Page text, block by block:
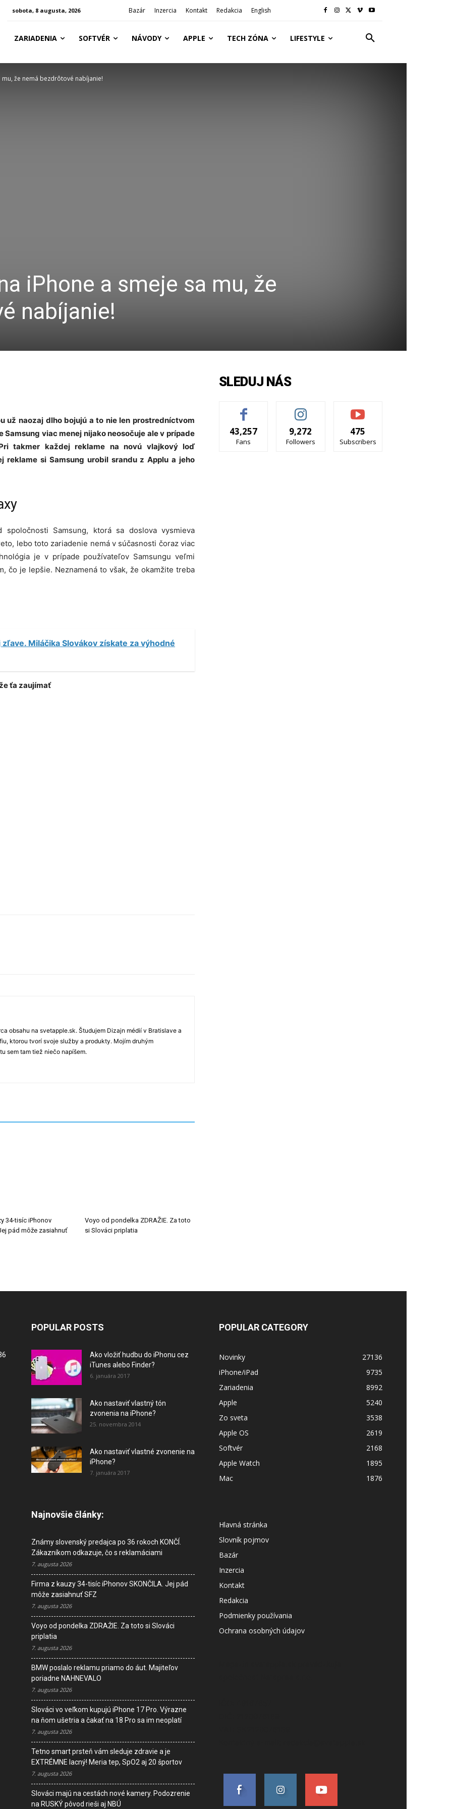
sobota, 8 augusta, 2026 Bazár Inzercia Kontakt Redakcia English
ZARIADENIA SOFTVÉR NÁVODY APPLE TECH ZÓNA LIFESTYLE
mu, že nemá bezdrôtové nabíjanie!
iPhone a smeje sa mu, že
nabíjanie!
už naozaj dlho bojujú a to nie len prostredníctvom
viac menej nijako neosočuje ale v prípade
takmer každej reklame na novú vlajkový loď
reklame si Samsung urobil srandu z Applu a jeho
Samsung, ktorá sa doslova vysmieva
lebo toto zariadenie nemá v súčasnosti čoraz viac
je v prípade používateľov Samsungu veľmi
čo je lepšie. Neznamená to však, že okamžite treba
Miláčika Slovákov získate za výhodné
ťa zaujímať
obsahu na svetapple.sk. Študujem Dizajn médií v Bratislave a
ktorou tvorí svoje služby a produkty. Mojím druhým
sem tam tiež niečo napíšem.
34-tisíc iPhonov
pád môže zasiahnuť
Voyo od pondelka ZDRAŽIE. Za toto
si Slováci priplatia
SLEDUJ NÁS
43,257
Fans
9,272
Followers
475
Subscribers
POPULAR POSTS
Ako vložiť hudbu do iPhonu cez
iTunes alebo Finder?
6. januára 2017
Ako nastaviť vlastný tón
zvonenia na iPhone?
25. novembra 2014
Ako nastaviť vlastné zvonenie na
iPhone?
7. januára 2017
Najnovšie články:
Známy slovenský predajca po 36 rokoch KONČÍ.
Zákazníkom odkazuje, čo s reklamáciami
7. augusta 2026
Firma z kauzy 34-tisíc iPhonov SKONČILA. Jej pád
môže zasiahnuť SFZ
7. augusta 2026
Voyo od pondelka ZDRAŽIE. Za toto si Slováci
priplatia
7. augusta 2026
BMW poslalo reklamu priamo do áut. Majiteľov
poriadne NAHNEVALO
7. augusta 2026
Slováci vo veľkom kupujú iPhone 17 Pro. Výrazne
na ňom ušetria a čakať na 18 Pro sa im neoplatí
7. augusta 2026
Tetno smart prsteň vám sleduje zdravie a je
EXTRÉMNE lacný! Meria tep, SpO2 aj 20 športov
7. augusta 2026
Slováci majú na cestách nové kamery. Podozrenie
na RUSKÝ pôvod rieši aj NBÚ
POPULAR CATEGORY
Novinky
27136
iPhone/iPad
9735
Zariadenia
8992
Apple
5240
Zo sveta
3538
Apple OS
2619
Softvér
2168
Apple Watch
1895
Mac
1876
Hlavná stránka
Slovník pojmov
Bazár
Inzercia
Kontakt
Redakcia
Podmienky používania
Ochrana osobných údajov